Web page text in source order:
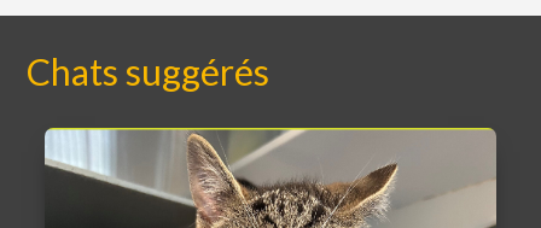
Chats suggérés